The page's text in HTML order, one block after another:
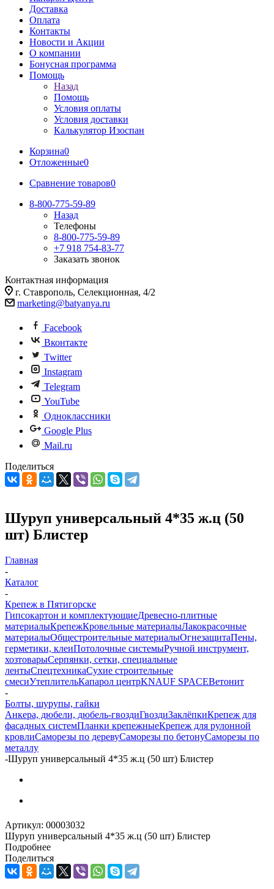
Доставка
Оплата
Контакты
Новости и Акции
О компании
Бонусная программа
Помощь
Назад
Помощь
Условия оплаты
Условия доставки
Калькулятор Изоспан
Корзина0
Отложенные0
Сравнение товаров0
8-800-775-59-89
Назад
Телефоны
8-800-775-59-89
+7 918 754-83-77
Заказать звонок
Контактная информация
г. Ставрополь, Селекционная, 4/2
marketing@batyanya.ru
Facebook
Вконтакте
Twitter
Instagram
Telegram
YouTube
Одноклассники
Google Plus
Mail.ru
Поделиться
Шуруп универсальный 4*35 ж.ц (50
шт) Блистер
Главная
-
Каталог
-
Крепеж в Пятигорске
Гипсокартон и комплектующиеДревесно-плитные
материалыКрепежКровельные материалыЛакокрасочные
материалыОбщестроительные материалыОгнезащитаПены,
герметики, клеиПотолочные системыРучной инструмент,
хозтоварыСерпянки, сетки, специальные
лентыСпецтехникаСухие строительные
смесиУтеплительКапарол центрKNAUF SPACEВетонит
-
Болты, шурупы, гайки
Анкера, дюбели, дюбель-гвоздиГвоздиЗаклёпкиКрепеж для
фасадных системПланки крепежныеКрепеж для рулонной
кровлиСаморезы по деревуСаморезы по бетонуСаморезы по
металлу
-Шуруп универсальный 4*35 ж.ц (50 шт) Блистер
Артикул: 00003032
Шуруп универсальный 4*35 ж.ц (50 шт) Блистер
Подробнее
Поделиться